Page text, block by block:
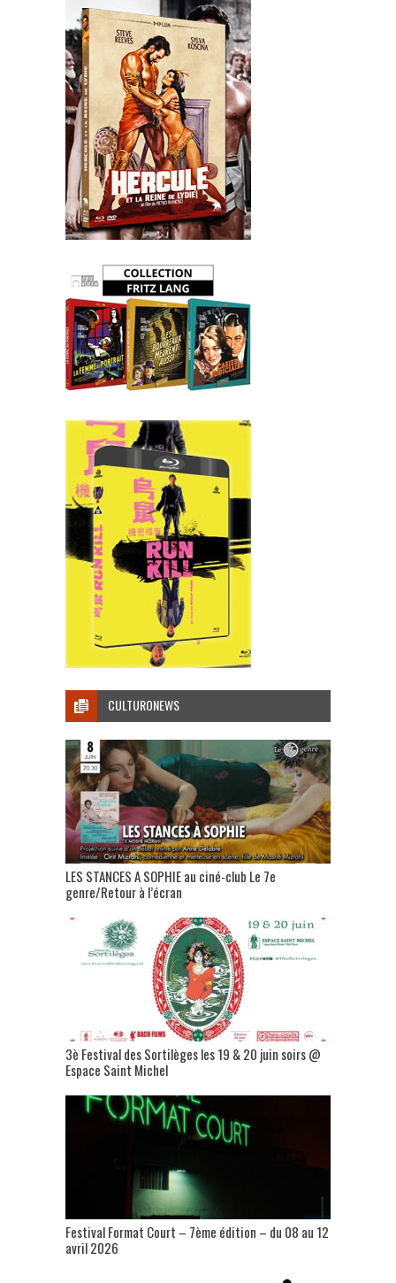
CULTURONEWS
LES STANCES A SOPHIE au ciné-club Le 7e
genre/Retour à l’écran
3è Festival des Sortilèges les 19 & 20 juin soirs @
Espace Saint Michel
Festival Format Court – 7ème édition – du 08 au 12
avril 2026